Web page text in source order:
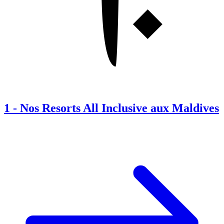
1 - Nos Resorts All Inclusive aux Maldives